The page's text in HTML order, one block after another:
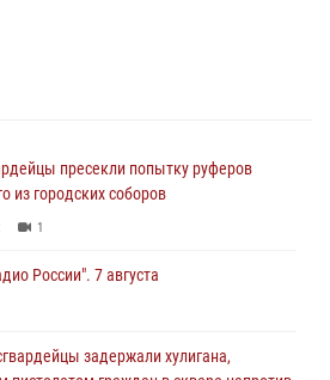
пресекли попытку руферов
из городских соборов
1
России". 7 августа
задержали хулигана,